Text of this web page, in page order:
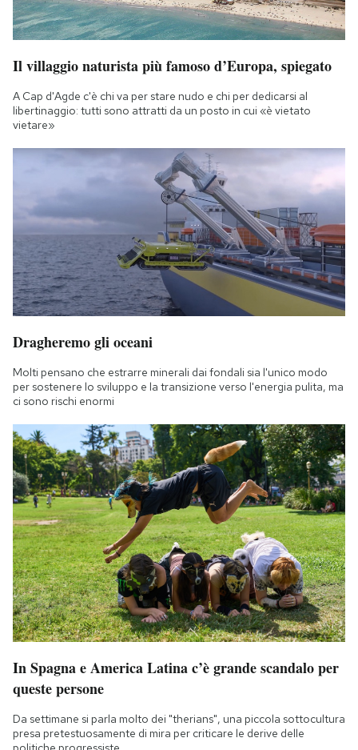
Il villaggio naturista più famoso d’Europa, spiegato
A Cap d'Agde c'è chi va per stare nudo e chi per dedicarsi al
libertinaggio: tutti sono attratti da un posto in cui «è vietato
vietare»
Dragheremo gli oceani
Molti pensano che estrarre minerali dai fondali sia l'unico modo
per sostenere lo sviluppo e la transizione verso l'energia pulita, ma
ci sono rischi enormi
In Spagna e America Latina c’è grande scandalo per
queste persone
Da settimane si parla molto dei "therians", una piccola sottocultura
presa pretestuosamente di mira per criticare le derive delle